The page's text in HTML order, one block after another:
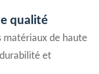
qualité
matériaux de haute
et